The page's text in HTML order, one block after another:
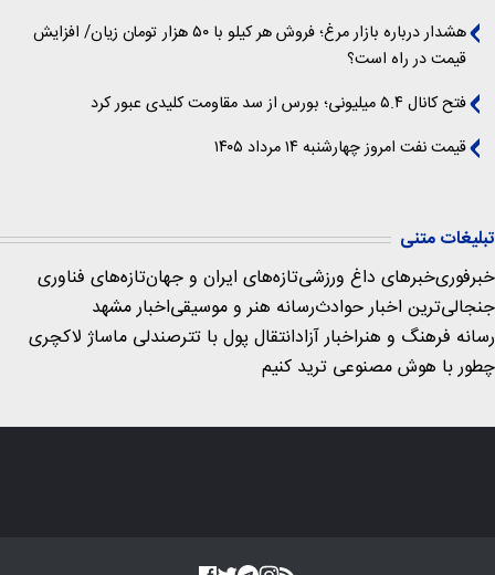
هشدار درباره بازار مرغ؛ فروش هر کیلو با ۵۰ هزار تومان زیان/ افزایش
قیمت در راه است؟
فتح کانال ۵.۴ میلیونی؛ بورس از سد مقاومت کلیدی عبور کرد
قیمت نفت امروز چهارشنبه ۱۴ مرداد ۱۴۰۵
تبلیغات متنی
خبرفوریخبرهای داغ ورزشیتازه‌های ایران و جهانتازه‌های فناوری
جنجالی‌ترین اخبار حوادثرسانه هنر و موسیقیاخبار مشهد
رسانه فرهنگ و هنراخبار آزادانتقال پول با تترصندلی ماساژ لاکچری
چطور با هوش مصنوعی ترید کنیم